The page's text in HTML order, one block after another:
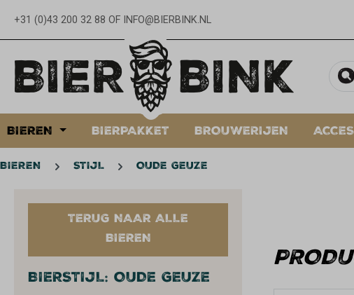
Ga naar de hoofdnavigatie
+31 (0)43 200 32 88 OF INFO@BIERBINK.NL
BIEREN BIERPAKKET BROUWERIJEN
BIEREN STIJL OUDE GEUZE
TERUG NAAR ALLE
BIEREN
BIERSTIJL: OUDE GEUZE